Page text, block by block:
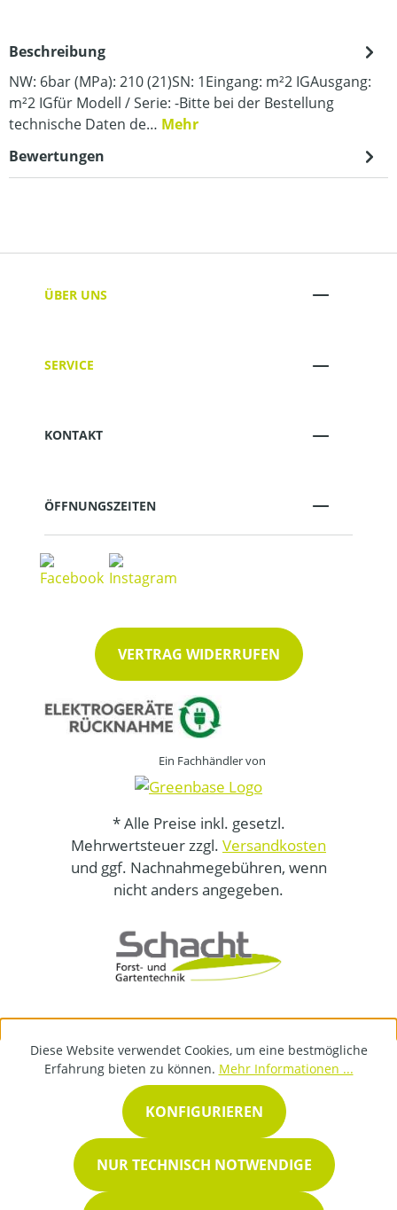
Beschreibung
NW: 6bar (MPa): 210 (21)SN: 1Eingang: m²2 IGAusgang:
m²2 IGfür Modell / Serie: -Bitte bei der Bestellung
technische Daten de… Mehr
Bewertungen
ÜBER UNS
SERVICE
KONTAKT
ÖFFNUNGSZEITEN
VERTRAG WIDERRUFEN
Ein Fachhändler von
* Alle Preise inkl. gesetzl.
Mehrwertsteuer zzgl. Versandkosten
und ggf. Nachnahmegebühren, wenn
nicht anders angegeben.
Diese Website verwendet Cookies, um eine bestmögliche
Erfahrung bieten zu können. Mehr Informationen ...
NUR TECHNISCH NOTWENDIGE
KONFIGURIEREN